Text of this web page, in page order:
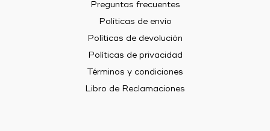
Preguntas frecuentes
Políticas de envío
Políticas de devolución
Políticas de privacidad
Términos y condiciones
Libro de Reclamaciones